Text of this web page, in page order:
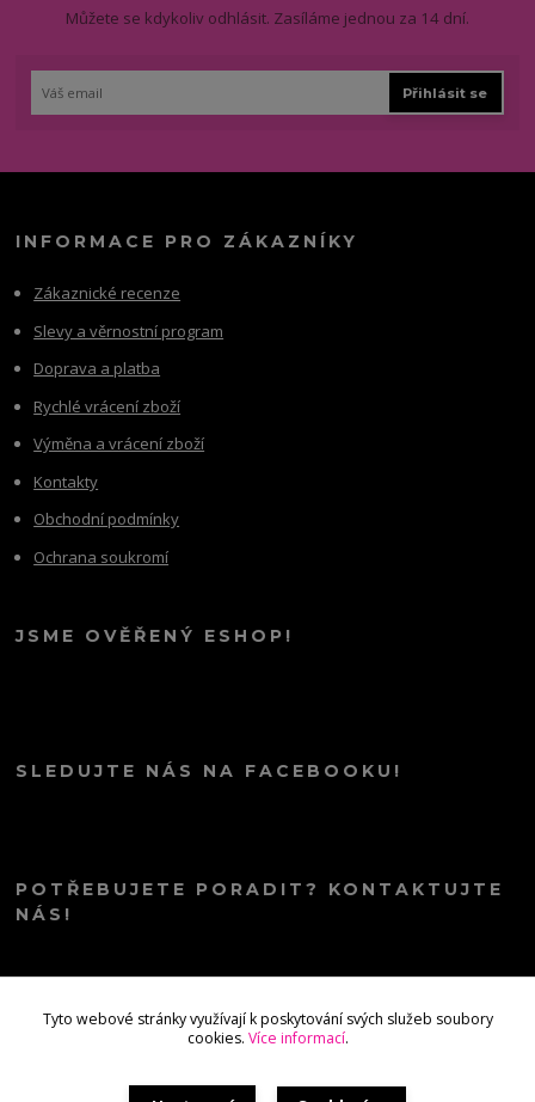
Můžete se kdykoliv odhlásit. Zasíláme jednou za 14 dní.
Přihlásit se
INFORMACE PRO ZÁKAZNÍKY
Zákaznické recenze
Slevy a věrnostní program
Doprava a platba
Rychlé vrácení zboží
Výměna a vrácení zboží
Kontakty
Obchodní podmínky
Ochrana soukromí
JSME OVĚŘENÝ ESHOP!
SLEDUJTE NÁS NA FACEBOOKU!
POTŘEBUJETE PORADIT? KONTAKTUJTE
NÁS!
Tyto webové stránky využívají k poskytování svých služeb soubory
cookies. Více informací.